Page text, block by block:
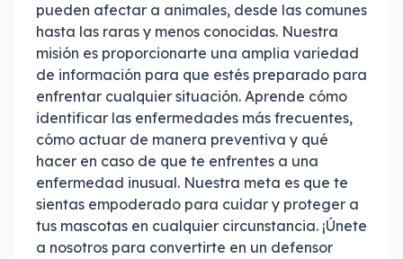
pueden afectar a animales, desde las comunes
hasta las raras y menos conocidas. Nuestra
misión es proporcionarte una amplia variedad
de información para que estés preparado para
enfrentar cualquier situación. Aprende cómo
identificar las enfermedades más frecuentes,
cómo actuar de manera preventiva y qué
hacer en caso de que te enfrentes a una
enfermedad inusual. Nuestra meta es que te
sientas empoderado para cuidar y proteger a
tus mascotas en cualquier circunstancia. ¡Únete
a nosotros para convertirte en un defensor